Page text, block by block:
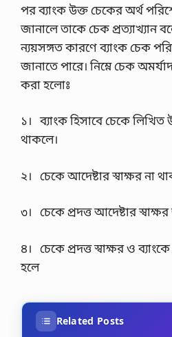
পর ব্যাংক উক্ত চেকের অর্থ
জানালে তাকে চেক প্রত্যাখ্যান
ন্যয়সঙ্গত কারণে ব্যাংক চেক
জানাতে পারে। নিম্নে চেক
করা হলোঃ
১। ব্যাংক হিসাবে চেকে লিখিত
থাকলে।
২। চেকে আদেষ্টার স্বাক্ষর না
৩। চেকে প্রদত্ত আদেষ্টার
৪। চেকে প্রদত্ত স্বাক্ষর ও
হলে
Related Posts